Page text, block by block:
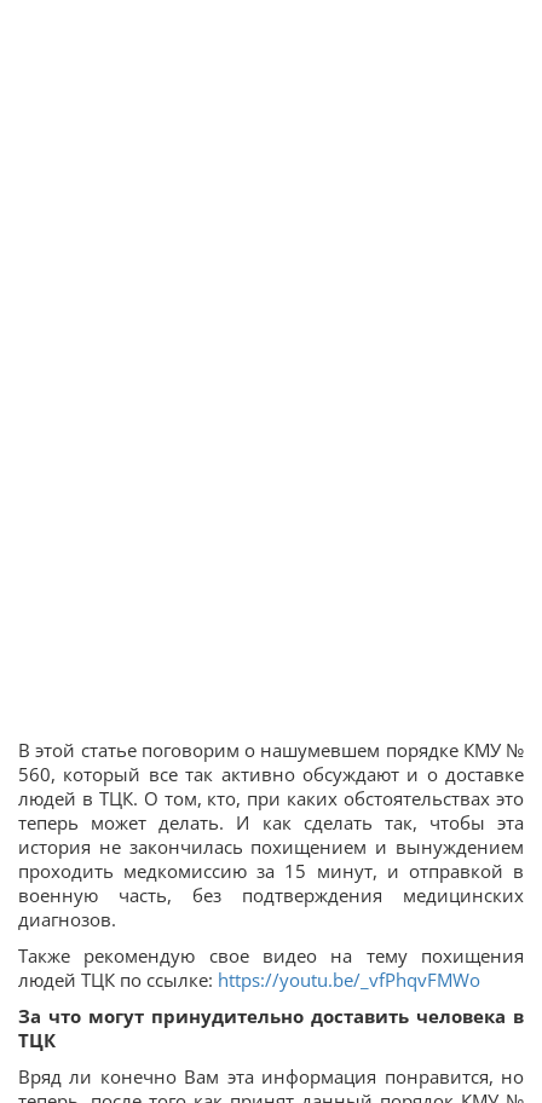
В этой статье поговорим о нашумевшем порядке КМУ №
560, который все так активно обсуждают и о доставке
людей в ТЦК. О том, кто, при каких обстоятельствах это
теперь может делать. И как сделать так, чтобы эта
история не закончилась похищением и вынуждением
проходить медкомиссию за 15 минут, и отправкой в
военную часть, без подтверждения медицинских
диагнозов.
Также рекомендую свое видео на тему похищения
людей ТЦК по ссылке: https://youtu.be/_vfPhqvFMWo
За что могут принудительно доставить человека в
ТЦК
Вряд ли конечно Вам эта информация понравится, но